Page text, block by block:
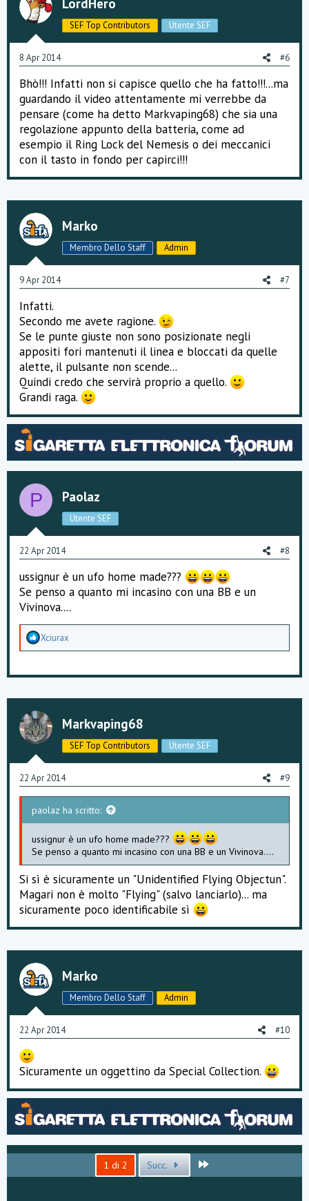
LordHero
SEF Top Contributors Utente SEF
8 Apr 2014 #6
Bhò!!! Infatti non si capisce quello che ha fatto!!!...ma
guardando il video attentamente mi verrebbe da
pensare (come ha detto Markvaping68) che sia una
regolazione appunto della batteria, come ad
esempio il Ring Lock del Nemesis o dei meccanici
con il tasto in fondo per capirci!!!
Marko
Membro Dello Staff Admin
9 Apr 2014 #7
Infatti.
Secondo me avete ragione.
Se le punte giuste non sono posizionate negli
appositi fori mantenuti il linea e bloccati da quelle
alette, il pulsante non scende...
Quindi credo che servirà proprio a quello.
Grandi raga.
P Paolaz
Utente SEF
22 Apr 2014 #8
ussignur è un ufo home made???
Se penso a quanto mi incasino con una BB e un
Vivinova....
A
e
a
m
e
n
t
:
Xciurax
Markvaping68
SEF Top Contributors Utente SEF
22 Apr 2014 #9
paolaz ha scritto:
ussignur è un ufo home made???
Se penso a quanto mi incasino con una BB e un Vivinova....
Si sì è sicuramente un "Unidentified Flying Objectun".
Magari non è molto "Flying" (salvo lanciarlo)... ma
sicuramente poco identificabile sì
Marko
Membro Dello Staff Admin
22 Apr 2014 #10
Sicuramente un oggettino da Special Collection.
1 di 2 Succ.